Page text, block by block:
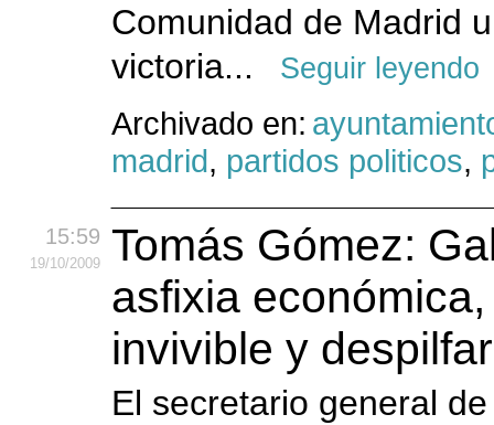
Comunidad de Madrid
victoria...
Seguir leyendo
Archivado en:
madrid, partidos politicos,
15:59
19/10/2009
Tomás Gómez:
asfixia
invivible y
El secretario general